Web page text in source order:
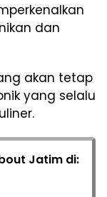
dan
akan tetap
yang selalu
Jatim di: